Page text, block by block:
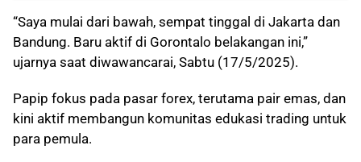
“Saya mulai dari bawah, sempat tinggal di Jakarta dan
Bandung. Baru aktif di Gorontalo belakangan ini,”
ujarnya saat diwawancarai, Sabtu (17/5/2025).
Papip fokus pada pasar forex, terutama pair emas, dan
kini aktif membangun komunitas edukasi trading untuk
para pemula.